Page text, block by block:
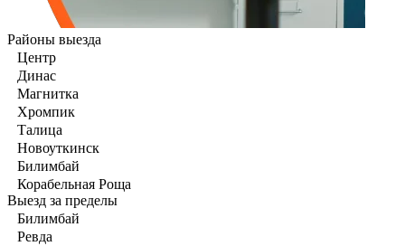
Районы выезда
Центр
Динас
Магнитка
Хромпик
Талица
Новоуткинск
Билимбай
Корабельная Роща
Выезд за пределы
Билимбай
Ревда